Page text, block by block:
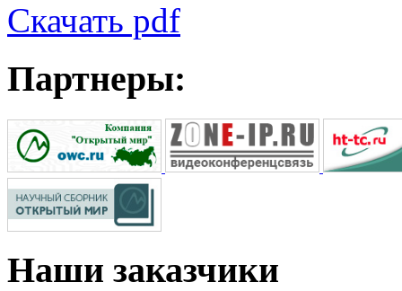
Скачать pdf
Партнеры:
Наши заказчики